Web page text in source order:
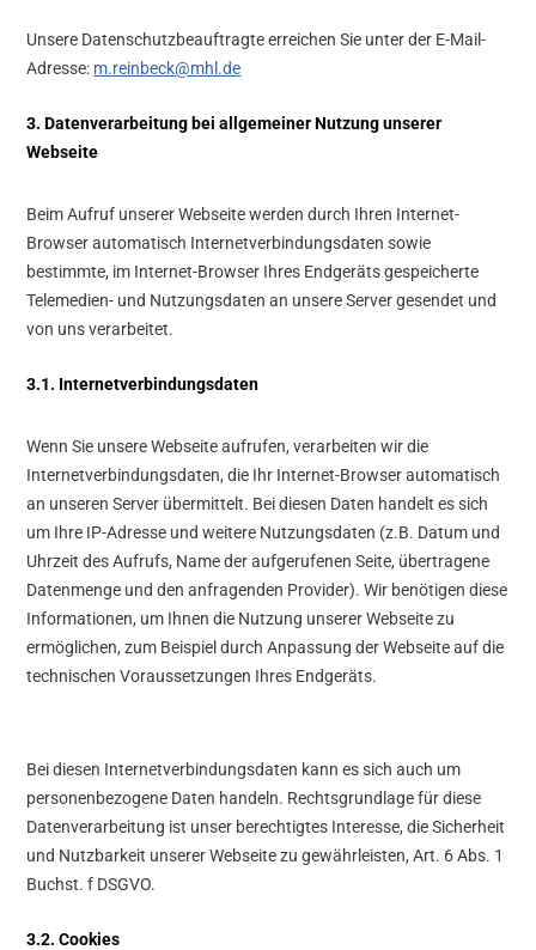
Unsere Datenschutzbeauftragte erreichen Sie unter der E-Mail-
Adresse: m.reinbeck@mhl.de
3. Datenverarbeitung bei allgemeiner Nutzung unserer
Webseite
Beim Aufruf unserer Webseite werden durch Ihren Internet-
Browser automatisch Internetverbindungsdaten sowie
bestimmte, im Internet-Browser Ihres Endgeräts gespeicherte
Telemedien- und Nutzungsdaten an unsere Server gesendet und
von uns verarbeitet.
3.1. Internetverbindungsdaten
Wenn Sie unsere Webseite aufrufen, verarbeiten wir die
Internetverbindungsdaten, die Ihr Internet-Browser automatisch
an unseren Server übermittelt. Bei diesen Daten handelt es sich
um Ihre IP-Adresse und weitere Nutzungsdaten (z.B. Datum und
Uhrzeit des Aufrufs, Name der aufgerufenen Seite, übertragene
Datenmenge und den anfragenden Provider). Wir benötigen diese
Informationen, um Ihnen die Nutzung unserer Webseite zu
ermöglichen, zum Beispiel durch Anpassung der Webseite auf die
technischen Voraussetzungen Ihres Endgeräts.
Bei diesen Internetverbindungsdaten kann es sich auch um
personenbezogene Daten handeln. Rechtsgrundlage für diese
Datenverarbeitung ist unser berechtigtes Interesse, die Sicherheit
und Nutzbarkeit unserer Webseite zu gewährleisten, Art. 6 Abs. 1
Buchst. f DSGVO.
3.2. Cookies